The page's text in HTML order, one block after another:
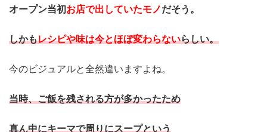
オープン当初お店で出していたモノだそう。
しかもレシピや味は今とほぼ変わらないらしい。
今のビジュアルと全然違いますよね。
当時、ご飯を残される方が多かったため
真ん中にキーマで周りにスープという